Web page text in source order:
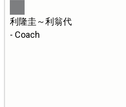
利隆圭～利翁代
- Coach